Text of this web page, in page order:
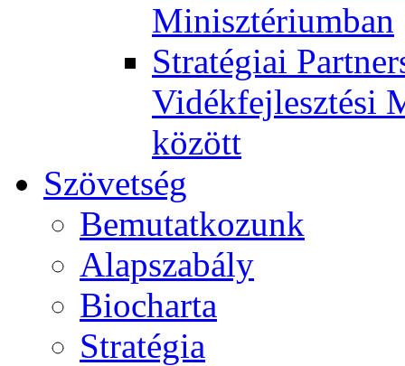
Minisztériumban
Stratégiai
Vidékfejlesztési
között
Szövetség
Bemutatkozunk
Alapszabály
Biocharta
Stratégia